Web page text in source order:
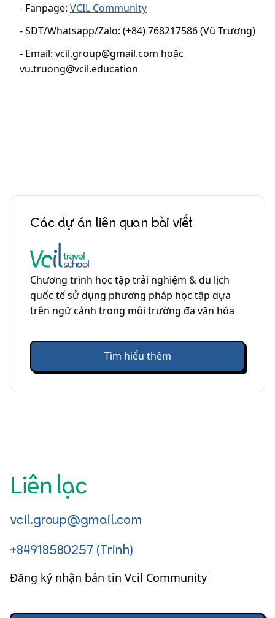
- Fanpage: VCIL Community
- SĐT/Whatsapp/Zalo: (+84) 768217586 (Vũ Trương)
- Email: vcil.group@gmail.com hoặc
vu.truong@vcil.education
Các dự án liên quan bài viết
Chương trình học tập trải nghiệm & du lịch
quốc tế sử dụng phương pháp học tập dựa
trên ngữ cảnh trong môi trường đa văn hóa
Tìm hiểu thêm
Liên lạc
vcil.group@gmail.com
+84918580257 (Trinh)
Đăng ký nhận bản tin Vcil Community